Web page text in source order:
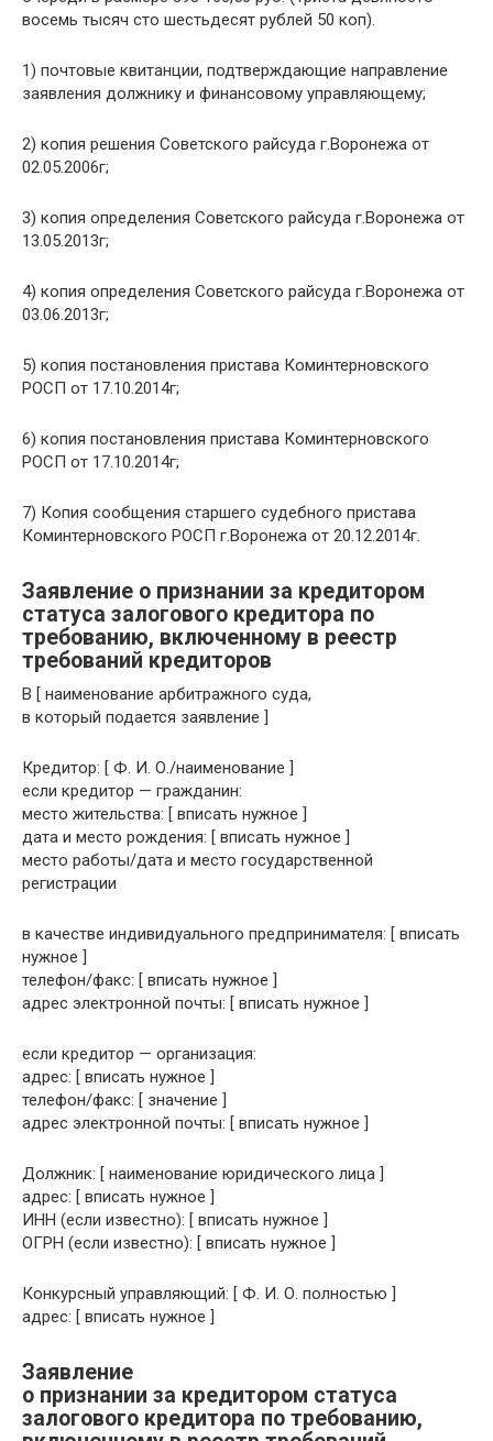
восемь тысяч сто шестьдесят рублей 50 коп).
1) почтовые квитанции, подтверждающие направление
заявления должнику и финансовому управляющему;
2) копия решения Советского райсуда г.Воронежа от
02.05.2006г;
3) копия определения Советского райсуда г.Воронежа от
13.05.2013г;
4) копия определения Советского райсуда г.Воронежа от
03.06.2013г;
5) копия постановления пристава Коминтерновского
РОСП от 17.10.2014г;
6) копия постановления пристава Коминтерновского
РОСП от 17.10.2014г;
7) Копия сообщения старшего судебного пристава
Коминтерновского РОСП г.Воронежа от 20.12.2014г.
Заявление о признании за кредитором
статуса залогового кредитора по
требованию, включенному в реестр
требований кредиторов
В [ наименование арбитражного суда,
в который подается заявление ]
Кредитор: [ Ф. И. О./наименование ]
если кредитор — гражданин:
место жительства: [ вписать нужное ]
дата и место рождения: [ вписать нужное ]
место работы/дата и место государственной
регистрации
в качестве индивидуального предпринимателя: [ вписать
нужное ]
телефон/факс: [ вписать нужное ]
адрес электронной почты: [ вписать нужное ]
если кредитор — организация:
адрес: [ вписать нужное ]
телефон/факс: [ значение ]
адрес электронной почты: [ вписать нужное ]
Должник: [ наименование юридического лица ]
адрес: [ вписать нужное ]
ИНН (если известно): [ вписать нужное ]
ОГРН (если известно): [ вписать нужное ]
Конкурсный управляющий: [ Ф. И. О. полностью ]
адрес: [ вписать нужное ]
Заявление
о признании за кредитором статуса
залогового кредитора по требованию,